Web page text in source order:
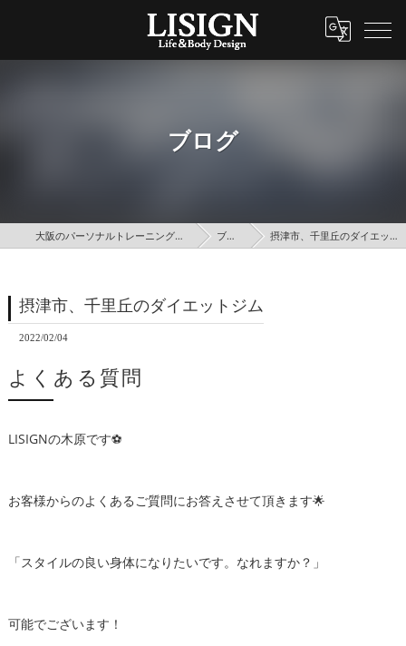
ブログ
大阪のパーソナルトレーニングはLISIGN ブログ 摂津市、千里丘のダイエットジム
摂津市、千里丘のダイエットジム
2022/02/04
よくある質問
LISIGNの木原です⚽️
お客様からのよくあるご質問にお答えさせて頂きます🌟
「スタイルの良い身体になりたいです。なれますか？」
可能でございます！